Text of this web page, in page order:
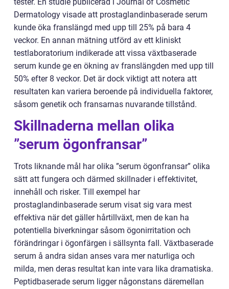
Dermatology visade att prostaglandinbaserade serum
kunde öka franslängd med upp till 25% på bara 4
veckor. En annan mätning utförd av ett kliniskt
testlaboratorium indikerade att vissa växtbaserade
serum kunde ge en ökning av franslängden med upp till
50% efter 8 veckor. Det är dock viktigt att notera att
resultaten kan variera beroende på individuella faktorer,
såsom genetik och fransarnas nuvarande tillstånd.
Skillnaderna mellan olika
”serum ögonfransar”
Trots liknande mål har olika ”serum ögonfransar” olika
sätt att fungera och därmed skillnader i effektivitet,
innehåll och risker. Till exempel har
prostaglandinbaserade serum visat sig vara mest
effektiva när det gäller hårtillväxt, men de kan ha
potentiella biverkningar såsom ögonirritation och
förändringar i ögonfärgen i sällsynta fall. Växtbaserade
serum å andra sidan anses vara mer naturliga och
milda, men deras resultat kan inte vara lika dramatiska.
Peptidbaserade serum ligger någonstans däremellan